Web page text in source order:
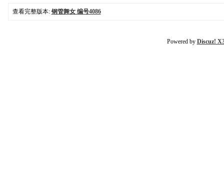
查看完整版本: 钢管舞女 编号4086
Powered by Discuz!